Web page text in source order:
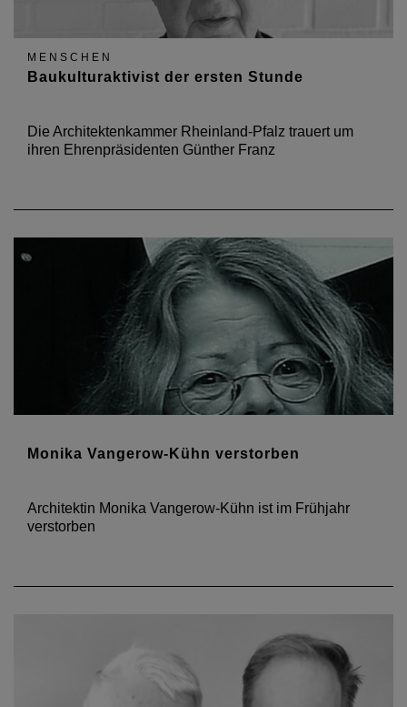
MENSCHEN
Baukulturaktivist der ersten Stunde
Die Architektenkammer Rheinland-Pfalz trauert um
ihren Ehrenpräsidenten Günther Franz
Monika Vangerow-Kühn verstorben
Architektin Monika Vangerow-Kühn ist im Frühjahr
verstorben